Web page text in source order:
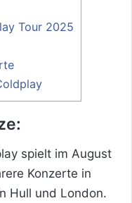
Tour 2025
spielt im August
Konzerte in
Hull und London.